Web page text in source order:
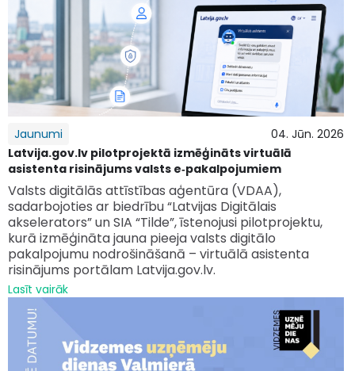
Jaunumi
04. Jūn. 2026
Latvija.gov.lv pilotprojektā izmēģināts virtuālā
asistenta risinājums valsts e‑pakalpojumiem
Valsts digitālās attīstības aģentūra (VDAA),
sadarbojoties ar biedrību “Latvijas Digitālais
akselerators” un SIA “Tilde”, īstenojusi pilotprojektu,
kurā izmēģināta jauna pieeja valsts digitālo
pakalpojumu nodrošināšanā – virtuālā asistenta
risinājums portālam Latvija.gov.lv.
Lasīt vairāk